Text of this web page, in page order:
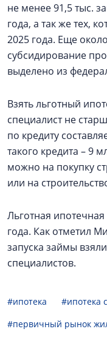
не менее 91,5 тыс.
года, а так же тех,
2025 года. Еще
субсидирование
выделено из
Взять льготный
специалист не
по кредиту
такого кредита – 9
можно на покупку
или на
Льготная
года. Как отметил
запуска займы
специалистов.
#ипотека
#ипотека
#первичный рынок